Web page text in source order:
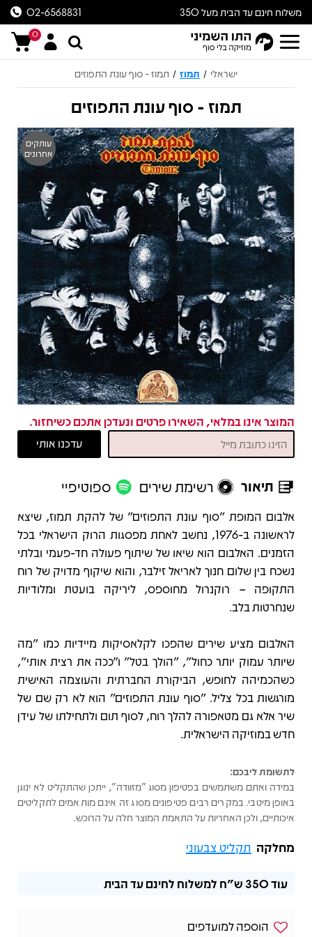
משלוח חינם עד הבית מעל 350
ש״ח
02-6568831
0
ישראלי / תמוז / תמוז - סוף עונת התפוזים
תמוז - סוף עונת התפוזים
עותקים
אחרונים
המוצר אינו במלאי, השאירו פרטים ונעדכן אתכם כשיחזור.
תיאור רשימת שירים ספוטיפיי
תיאור
אלבום המופת "סוף עונת התפוזים" של להקת תמוז, שיצא
לראשונה ב-1976, נחשב לאחת מפסגות הרוק הישראלי בכל
הזמנים. האלבום הוא שיאו של שיתוף פעולה חד-פעמי ובלתי
נשכח בין שלום חנוך לאריאל זילבר, והוא שיקוף מדויק של רוח
התקופה – רוקנרול מחוספס, ליריקה בועטת ומלודיות
שנחרטות בלב.
האלבום מציע שירים שהפכו לקלאסיקות מיידיות כמו "מה
שיותר עמוק יותר כחול", "הולך בטל" ו"ככה את רצית אותי",
כשהכמיהה לחופש, הביקורת החברתית והעוצמה האישית
מורגשות בכל צליל. "סוף עונת התפוזים" הוא לא רק שם של
שיר אלא גם מטאפורה להלך רוח, לסוף תום ולתחילתו של עידן
חדש במוזיקה הישראלית.
לתשומת ליבכם:
במידה ואתם משתמשים בפטיפון מסוג "מזוודה", ייתכן שהתקליט לא ינוגן
באופן מיטבי. במקרים רבים פטיפונים מסוג זה אינם מותאמים לתקליטים
איכותיים, ולכן האחריות על התאמת המוצר חלה על הרוכש.
מחלקה תקליט צבעוני
עוד350 ש"ח למשלוח לחינם עד הבית
הוספה למועדפים